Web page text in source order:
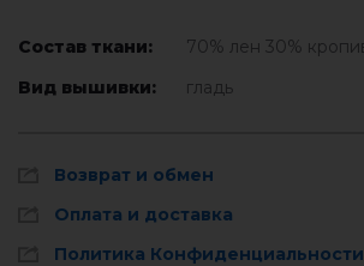
Состав ткани:
70% лен 30%
Вид вышивки:
гладь
Возврат и обмен
Оплата и доставка
Политика Конфиденциальности